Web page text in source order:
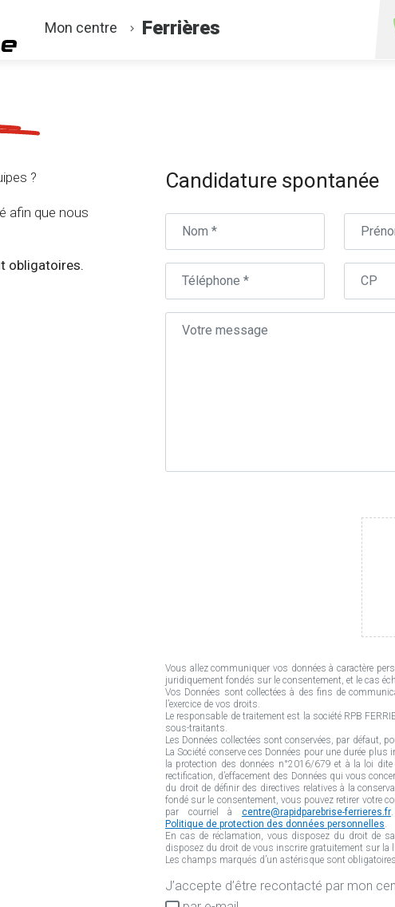
Mon centre Ferrières
?
afin que nous
obligatoires.
Candidature spontanée
Vous allez communiquer vos données à caractère
juridiquement fondés sur le consentement, et le cas
Vos Données sont collectées à des fins de
l’exercice de vos droits.
Le responsable de traitement est la société RPB
sous-traitants.
Les Données collectées sont conservées, par défaut,
La Société conserve ces Données pour une durée
la protection des données n°2016/679 et à la loi
rectification, d’effacement des Données qui vous
du droit de définir des directives relatives à la
fondé sur le consentement, vous pouvez retirer votre
par courriel à centre@rapidparebrise-ferrieres.fr
Politique de protection des données personnelles.
En cas de réclamation, vous disposez du droit de
disposez du droit de vous inscrire gratuitement sur la
Les champs marqués d’un astérisque sont
Consentement